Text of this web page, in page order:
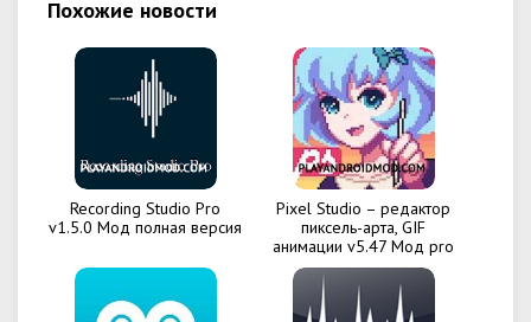
Похожие новости
Recording Studio Pro
v1.5.0 Мод полная версия
Pixel Studio – редактор
пиксель-арта, GIF
анимации v5.47 Мод pro